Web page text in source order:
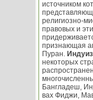
источником
религиозно-
правовых и
признающая
Пуран.
некоторых
Бангладеш,
вах Фиджи,